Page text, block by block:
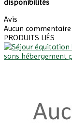
disponibilités
Avis
Aucun commentaire
PRODUITS LIÉS